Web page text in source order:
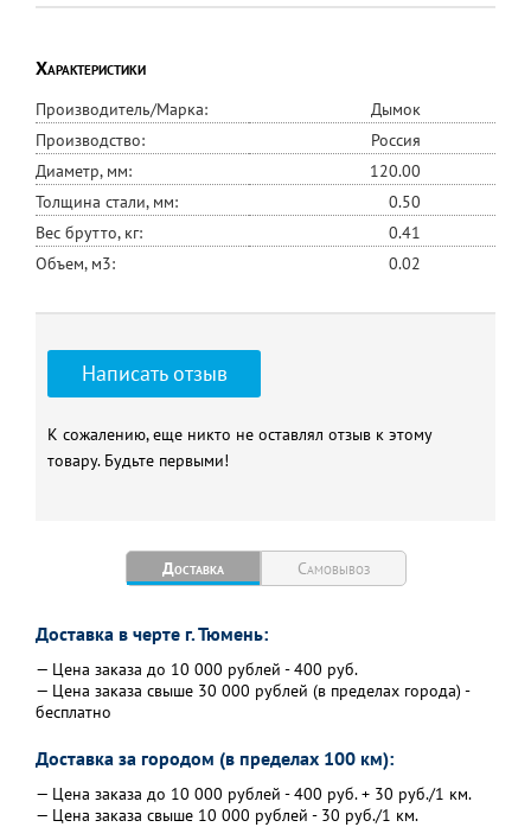
Характеристики
Производитель/Марка:
Дымок
Производство:
Россия
Диаметр, мм:
120.00
Толщина стали, мм:
0.50
Вес брутто, кг:
0.41
Объем, м3:
0.02
Написать отзыв
К сожалению, еще никто не оставлял отзыв к этому
товару. Будьте первыми!
Доставка Самовывоз
Доставка в черте г. Тюмень:
— Цена заказа до 10 000 рублей - 400 руб.
— Цена заказа свыше 30 000 рублей (в пределах города) -
бесплатно
Доставка за городом (в пределах 100 км):
— Цена заказа до 10 000 рублей - 400 руб. + 30 руб./1 км.
— Цена заказа свыше 10 000 рублей - 30 руб./1 км.